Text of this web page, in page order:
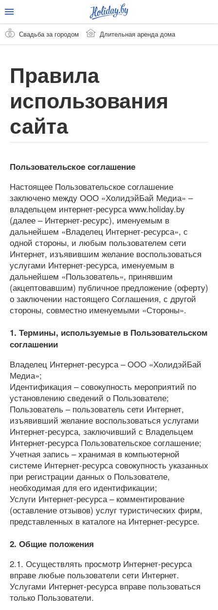
Свадьба за городом Длительная аренда дома
Правила
использования
сайта
Пользовательское соглашение
Настоящее Пользовательское соглашение
заключено между ООО «ХолидэйБай Медиа» –
владельцем интернет-ресурса www.holiday.by
(далее – Интернет-ресурс), именуемым в
дальнейшем «Владелец Интернет-ресурса», с
одной стороны, и любым пользователем сети
Интернет, изъявившим желание воспользоваться
услугами Интернет-ресурса, именуемым в
дальнейшем «Пользователь», принявшим
(акцептовавшим) публичное предложение (оферту)
о заключении настоящего Соглашения, с другой
стороны, совместно именуемыми «Стороны».
1. Термины, используемые в Пользовательском
соглашении
Владелец Интернет-ресурса – ООО «ХолидэйБай
Медиа»;
Идентификация – совокупность мероприятий по
установлению сведений о Пользователе;
Пользователь – пользователь сети Интернет,
изъявивший желание воспользоваться услугами
Интернет-ресурса, заключивший с Владельцем
Интернет-ресурса Пользовательское соглашение;
Учетная запись – хранимая в компьютерной
системе Интернет-ресурса совокупность указанных
при регистрации данных о Пользователе,
необходимая для его идентификации;
Услуги Интернет-ресурса – комментирование
(оставление отзывов) услуг туристических фирм,
представленных в каталоге на Интернет-ресурсе.
2. Общие положения
2.1. Осуществлять просмотр Интернет-ресурса
вправе любые пользователи сети Интернет.
Услугами Интернет-ресурса вправе пользоваться
только Пользователи.